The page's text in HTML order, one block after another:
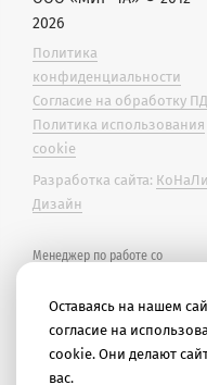
Оставаясь на нашем
согласие на
cookie. Они делают
вас.
2026
Политика
конфиденциальности
Согласие на обработку ПД
Политика использования
cookie
Разработка сайта: КоНаЛи
Дизайн
Менеджер по работе со
+7 928 636-76-63
Великих Татьяна